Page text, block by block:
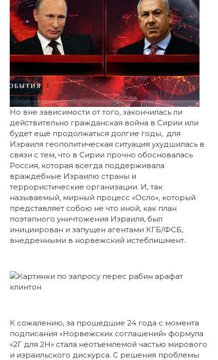
Но вне зависимости от того, закончилась ли
действительно гражданская война в Сирии или
будет ещё продолжаться долгие годы, для
Израиля геополитическая ситуация ухудшилась в
связи с тем, что в Сирии прочно обосновалась
Россия, которая всегда поддерживала
враждебные Израилю страны и
террористические организации. И, так
называемый, мирный процесс «Осло», который
представляет собою не что иной, как план
поэтапного уничтожения Израиля, был
инициирован и запущен агентами КГБ/ФСБ,
внедренными в норвежский истеблишмент.
К сожалению, за прошедшие 24 года с момента
подписания «Норвежских соглашений» формула
«2Г для 2Н» стала неотъемлемой частью мирового
и израильского дискурса. С решения проблемы